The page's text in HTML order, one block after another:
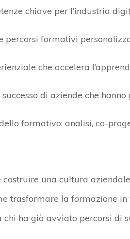
chiave per l’industria
percorsi formativi
che accelera
di aziende che hanno
formativo: analisi, co-
costruire una cultura
trasformare la formazione
ha già avviato percorsi di